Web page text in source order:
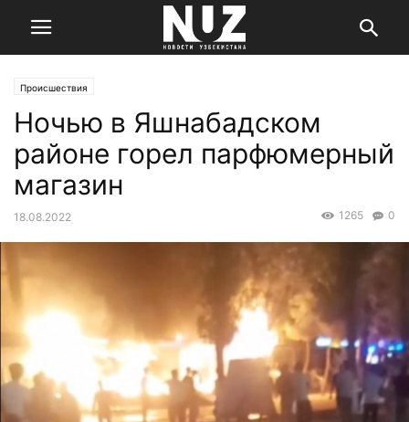
Происшествия
Ночью в Яшнабадском
районе горел парфюмерный
магазин
18.08.2022 0
1265